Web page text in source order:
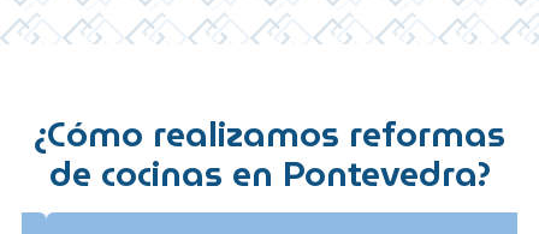
¿Cómo realizamos reformas
de cocinas en Pontevedra?